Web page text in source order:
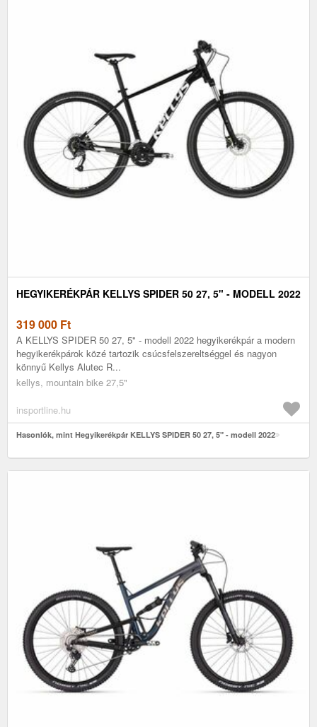
HEGYIKERÉKPÁR KELLYS SPIDER 50 27, 5" - MODELL 2022
319 000 Ft
A KELLYS SPIDER 50 27, 5" - modell 2022 hegyikerékpár a modern
hegyikerékpárok közé tartozik csúcsfelszereltséggel és nagyon
könnyű Kellys Alutec R...
kellys, mountain bike 27,5"
insportline.hu
Hasonlók, mint Hegyikerékpár KELLYS SPIDER 50 27, 5" - modell 2022